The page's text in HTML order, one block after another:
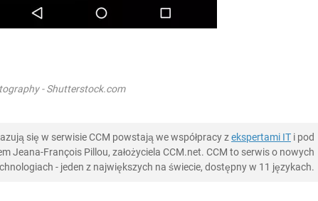
- Shutterstock.com
się w serwisie CCM powstają we współpracy zekspertami IT i pod
Jeana-François Pillou, założyciela CCM.net. CCM to serwis o nowych
- jeden z największych na świecie, dostępny w 11 językach.